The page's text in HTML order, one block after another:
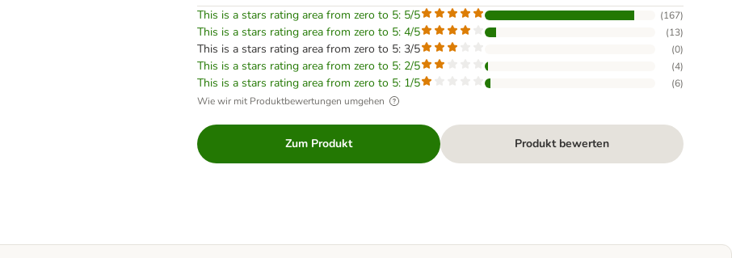
This is a stars rating area from zero to 5: 5/5
(167)
This is a stars rating area from zero to 5: 4/5 (13)
This is a stars rating area from zero to 5: 3/5 (0)
This is a stars rating area from zero to 5: 2/5 (4)
This is a stars rating area from zero to 5: 1/5 (6)
Wie wir mit Produktbewertungen umgehen
Zum Produkt Produkt bewerten